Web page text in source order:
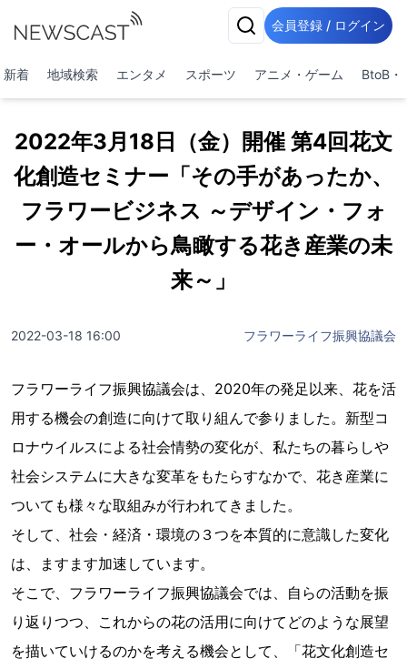
会員登録 / ログイン
新着 地域検索 エンタメ スポーツ アニメ・ゲーム BtoB・
2022年3月18日（金）開催 第4回花文
化創造セミナー「その手があったか、
フラワービジネス ～デザイン・フォ
ー・オールから鳥瞰する花き産業の未
来～」
2022-03-18 16:00 フラワーライフ振興協議会
フラワーライフ振興協議会は、2020年の発足以来、花を活
用する機会の創造に向けて取り組んで参りました。新型コ
ロナウイルスによる社会情勢の変化が、私たちの暮らしや
社会システムに大きな変革をもたらすなかで、花き産業に
ついても様々な取組みが行われてきました。
そして、社会・経済・環境の３つを本質的に意識した変化
は、ますます加速しています。
そこで、フラワーライフ振興協議会では、自らの活動を振
り返りつつ、これからの花の活用に向けてどのような展望
を描いていけるのかを考える機会として、「花文化創造セ